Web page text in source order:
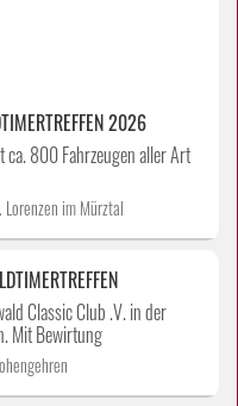
2026
800 Fahrzeugen aller Art
im Mürztal
Classic Club .V. in der
Mit Bewirtung